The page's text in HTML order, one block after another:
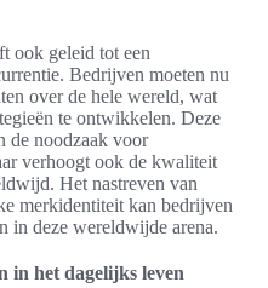
ook geleid tot een
Bedrijven moeten nu
over de hele wereld, wat
te ontwikkelen. Deze
de noodzaak voor
verhoogt ook de kwaliteit
Het nastreven van
merkidentiteit kan bedrijven
in deze wereldwijde arena.
in het dagelijks leven